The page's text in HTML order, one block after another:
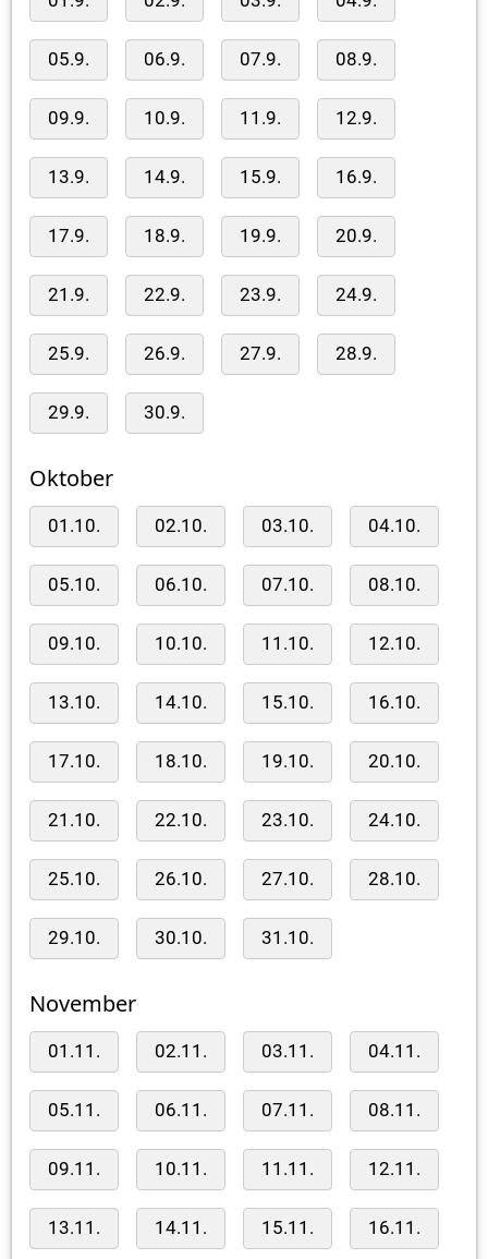
05.9. 06.9. 07.9. 08.9.
09.9. 10.9. 11.9. 12.9.
13.9. 14.9. 15.9. 16.9.
17.9. 18.9. 19.9. 20.9.
21.9. 22.9. 23.9. 24.9.
25.9. 26.9. 27.9. 28.9.
29.9. 30.9.
Oktober
01.10. 02.10. 03.10. 04.10.
05.10. 06.10. 07.10. 08.10.
09.10. 10.10. 11.10. 12.10.
13.10. 14.10. 15.10. 16.10.
17.10. 18.10. 19.10. 20.10.
21.10. 22.10. 23.10. 24.10.
25.10. 26.10. 27.10. 28.10.
29.10. 30.10. 31.10.
November
01.11. 02.11. 03.11. 04.11.
05.11. 06.11. 07.11. 08.11.
09.11. 10.11. 11.11. 12.11.
13.11. 14.11. 15.11. 16.11.